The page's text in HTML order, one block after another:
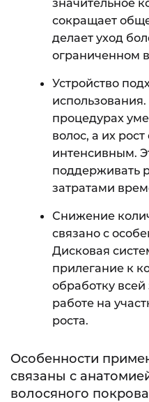
сокращает
делает уход
ограниченном
Устройство
процедурах
волос, а их
интенсивным.
поддерживать
затратами
Снижение
связано с
Дисковая
прилегание к
обработку
работе на
роста.
Особенности
связаны с
волосяного